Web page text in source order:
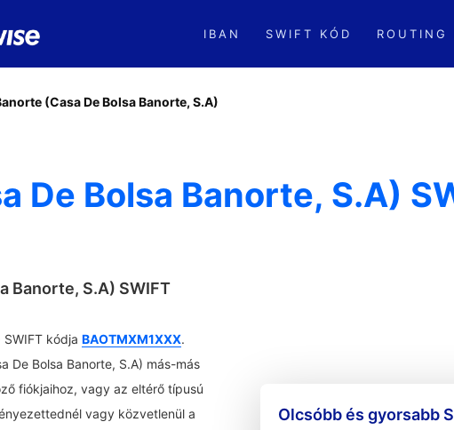
IBAN SWIFT KÓD ROUTING
(Casa De Bolsa Banorte, S.A)
De Bolsa Banorte, S.A)
Banorte, S.A) SWIFT
SWIFT kódja BAOTMXM1XXX.
De Bolsa Banorte, S.A) más-más
fiókjaihoz, vagy az eltérő típusú
vagy közvetlenül a
Olcsóbb és gyorsabb